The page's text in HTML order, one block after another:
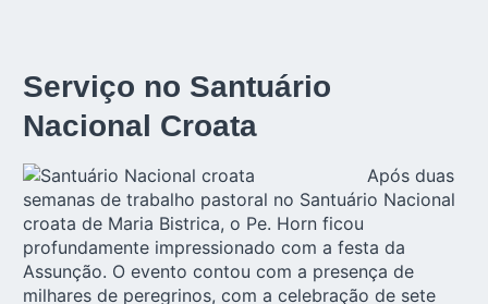
Serviço no Santuário
Nacional Croata
Após duas
semanas de trabalho pastoral no Santuário Nacional
croata de Maria Bistrica, o Pe. Horn ficou
profundamente impressionado com a festa da
Assunção. O evento contou com a presença de
milhares de peregrinos, com a celebração de sete